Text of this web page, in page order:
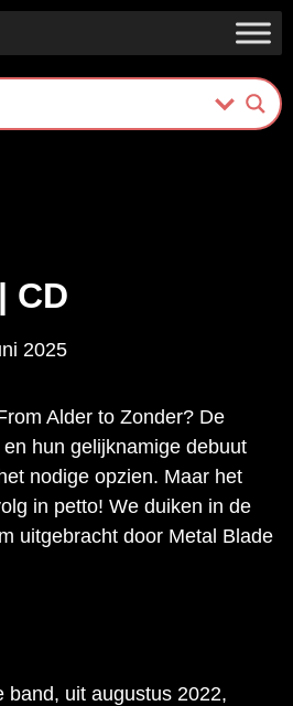
CD
2025
Alder to Zonder? De
hun gelijknamige debuut
nodige opzien. Maar het
in petto! We duiken in de
uitgebracht door Metal Blade
band, uit augustus 2022,